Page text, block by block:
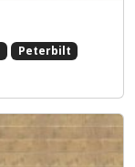
Peterbilt